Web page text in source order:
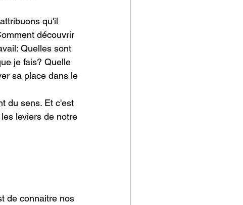
qu'il
découvrir
Quelles sont
je fais? Quelle
sa place dans le
du sens. Et c'est
leviers de notre
de connaitre nos